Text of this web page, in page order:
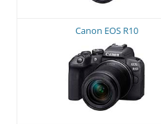
Canon EOS R10